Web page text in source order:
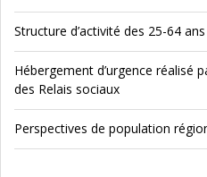
Structure d’activité des 25-64
Hébergement d’urgence réalisé
des Relais sociaux
Perspectives de population